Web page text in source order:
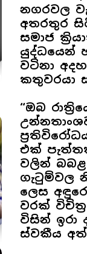
නගරවල
අතරතුර
සමාජ
යුද්ධයෙන්
වටිනා
කතුවරයා
“ඔබ
එක්
වලින්
ගැටුම්වල
ලෙස
වරක්
විසින් ඉරා
ස්වකීය